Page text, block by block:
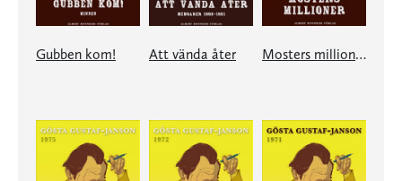
Gubben kom! Att vända åter Mosters millioner